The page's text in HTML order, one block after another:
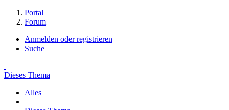
Portal
Forum
Anmelden oder registrieren
Suche
Dieses Thema
Alles